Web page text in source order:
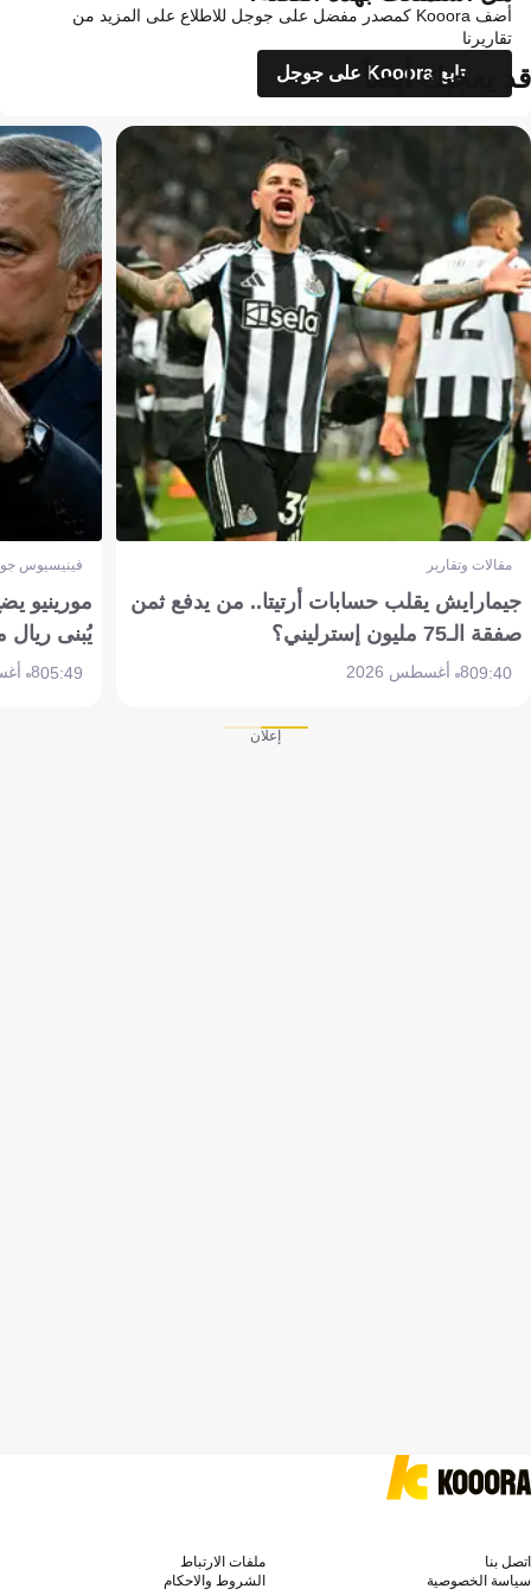
أضف Kooora كمصدر مفضل على جوجل للاطلاع على المزيد من
تقاريرنا
تابع Kooora على جوجل
قد يعجبك أيضاً
مقالات وتقارير
جيمارايش يقلب حسابات أرتيتا.. من يدفع ثمن
صفقة الـ75 مليون إسترليني؟
09:408 أغسطس 2026
فينيسيوس
مورينيو
يُبنى ريال
05:498 أغسطس 2026
إعلان
اتصل بنا
ملفات الارتباط
سياسة الخصوصية
الشروط والاحكام